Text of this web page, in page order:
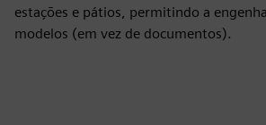
estações e pátios, permitindo a
modelos (em vez de documentos).